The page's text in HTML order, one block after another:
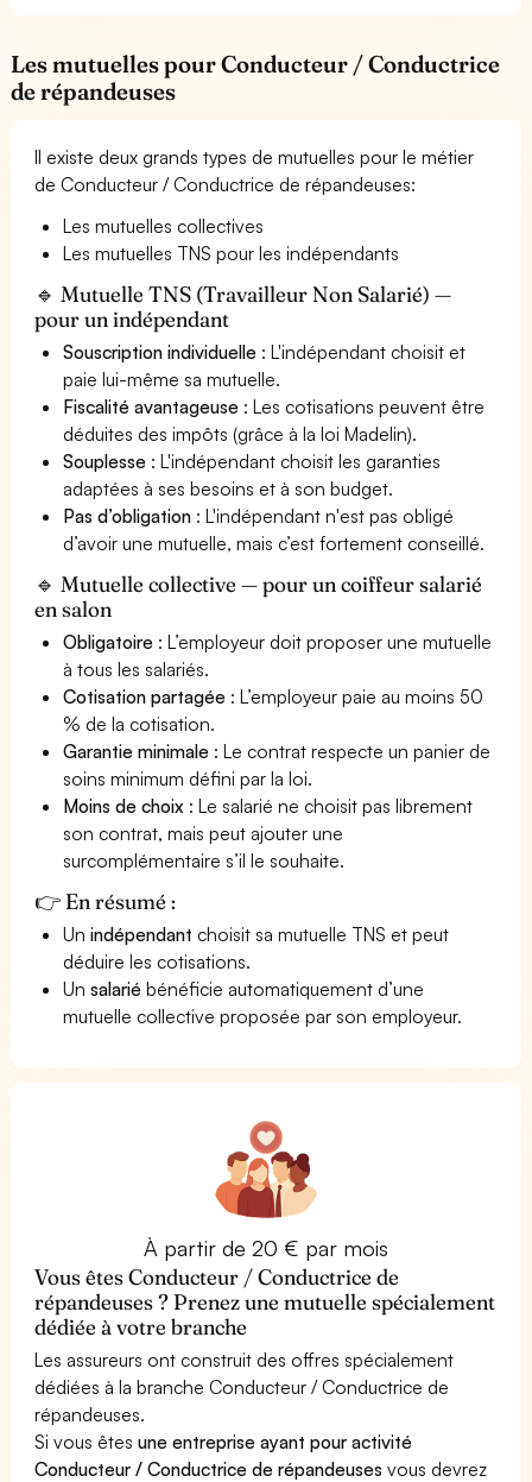
Les mutuelles pour Conducteur / Conductrice
de répandeuses
Il existe deux grands types de mutuelles pour le métier
de Conducteur / Conductrice de répandeuses:
Les mutuelles collectives
Les mutuelles TNS pour les indépendants
🔹 Mutuelle TNS (Travailleur Non Salarié) —
pour un indépendant
Souscription individuelle : L'indépendant choisit et
paie lui-même sa mutuelle.
Fiscalité avantageuse : Les cotisations peuvent être
déduites des impôts (grâce à la loi Madelin).
Souplesse : L'indépendant choisit les garanties
adaptées à ses besoins et à son budget.
Pas d’obligation : L'indépendant n'est pas obligé
d’avoir une mutuelle, mais c’est fortement conseillé.
🔹 Mutuelle collective — pour un coiffeur salarié
en salon
Obligatoire : L’employeur doit proposer une mutuelle
à tous les salariés.
Cotisation partagée : L’employeur paie au moins 50
% de la cotisation.
Garantie minimale : Le contrat respecte un panier de
soins minimum défini par la loi.
Moins de choix : Le salarié ne choisit pas librement
son contrat, mais peut ajouter une
surcomplémentaire s’il le souhaite.
👉 En résumé :
Unindépendant choisit sa mutuelle TNS et peut
déduire les cotisations.
Unsalarié bénéficie automatiquement d’une
mutuelle collective proposée par son employeur.
À partir de 20 € par mois
Vous êtes Conducteur / Conductrice de
répandeuses ? Prenez une mutuelle spécialement
dédiée à votre branche
Les assureurs ont construit des offres spécialement
dédiées à la branche Conducteur / Conductrice de
répandeuses.
Si vous êtesune entreprise ayant pour activité
Conducteur / Conductrice de répandeuses vous devrez